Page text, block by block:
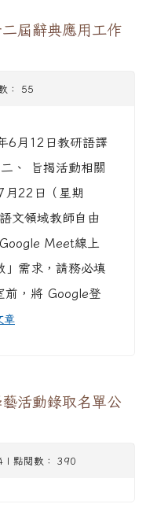
屆辭典應用工作
： 55
6月12日教研語譯
、 旨揭活動相關
22日（星期
文領域教師自由
Meet線上
」需求，請務必填
前，將 Google登
章
活動錄取名單公
| 點閱數： 390